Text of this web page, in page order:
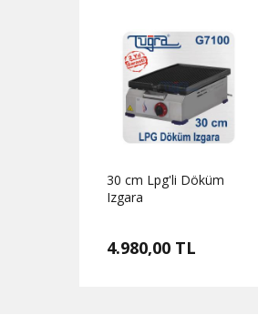
30 cm Lpg'li Döküm
Izgara
4.980,00 TL